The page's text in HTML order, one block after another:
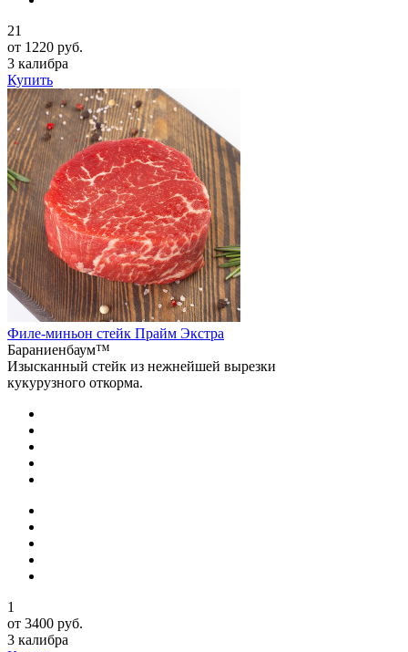
21
от 1220 руб.
3 калибра
Купить
Филе-миньон стейк Прайм Экстра
Бараниенбаум™
Изысканный стейк из нежнейшей вырезки
кукурузного откорма.
1
от 3400 руб.
3 калибра